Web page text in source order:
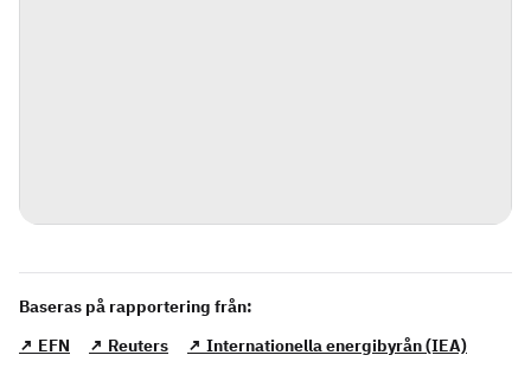
Baseras på rapportering från:
↗ EFN
↗ Reuters ↗ Internationella energibyrån (IEA)